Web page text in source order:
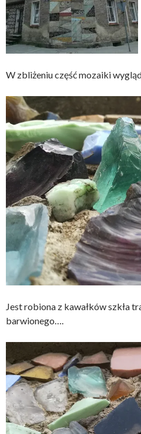
W zbliżeniu część mozaiki
Jest robiona z kawałków szkła
barwionego….